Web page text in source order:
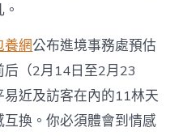
養網公布進境事務處預估
（2月14日至2月23
近及訪客在內的11林天
換。你必須體會到情感